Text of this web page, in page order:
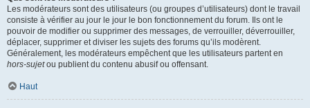
Les modérateurs sont des utilisateurs (ou groupes d’utilisateurs) dont le travail
consiste à vérifier au jour le jour le bon fonctionnement du forum. Ils ont le
pouvoir de modifier ou supprimer des messages, de verrouiller, déverrouiller,
déplacer, supprimer et diviser les sujets des forums qu’ils modèrent.
Généralement, les modérateurs empêchent que les utilisateurs partent en
hors-sujetou publient du contenu abusif ou offensant.
Haut